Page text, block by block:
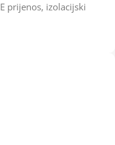
prijenos, izolacijski